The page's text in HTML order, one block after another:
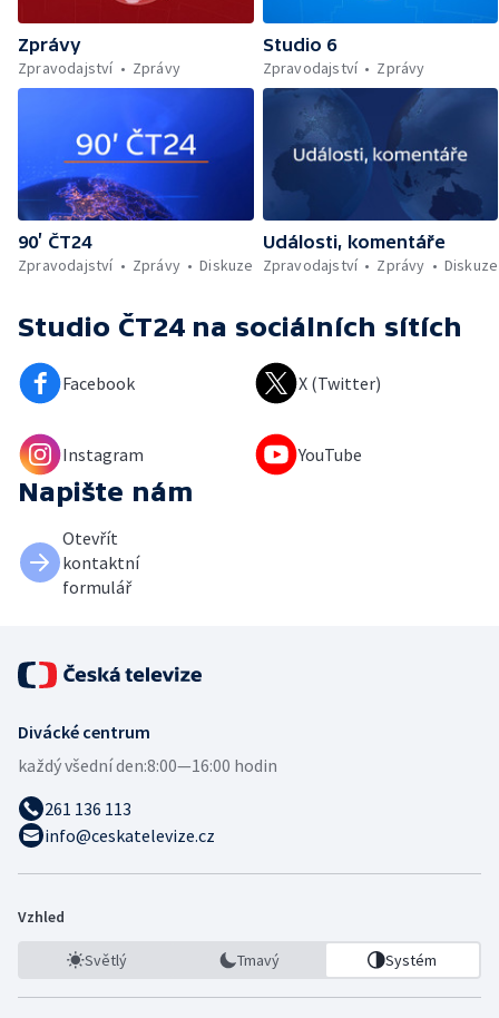
Zprávy
Zpravodajství
Zprávy
Studio 6
Zpravodajství
Zprávy
90’ ČT24
Zpravodajství
Zprávy Diskuze
Události, komentáře
Zpravodajství
Zprávy Diskuze
Studio ČT24 na sociálních sítích
Facebook X (Twitter)
Instagram YouTube
Napište nám
Otevřít
kontaktní
formulář
Divácké centrum
každý všední den:8:00—16:00 hodin
261 136 113
info@ceskatelevize.cz
Vzhled
Světlý Tmavý Systém